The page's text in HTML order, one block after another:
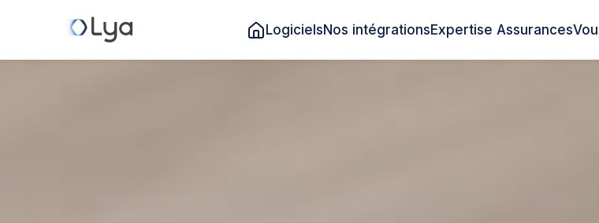
LogicielsNos intégrationsExpertise Assurances